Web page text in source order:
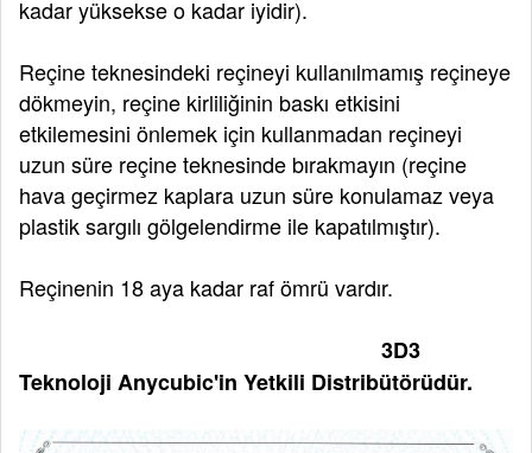
kadar yüksekse o kadar iyidir).
Reçine teknesindeki reçineyi kullanılmamış reçineye
dökmeyin, reçine kirliliğinin baskı etkisini
etkilemesini önlemek için kullanmadan reçineyi
uzun süre reçine teknesinde bırakmayın (reçine
hava geçirmez kaplara uzun süre konulamaz veya
plastik sargılı gölgelendirme ile kapatılmıştır).
Reçinenin 18 aya kadar raf ömrü vardır.
3D3
Teknoloji Anycubic'in Yetkili Distribütörüdür.